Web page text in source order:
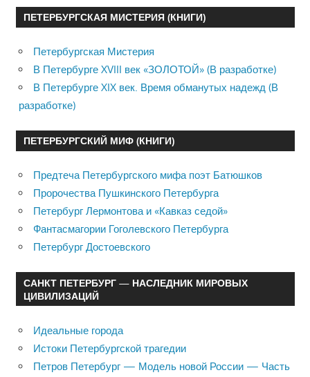
ПЕТЕРБУРГСКАЯ МИСТЕРИЯ (КНИГИ)
Петербургская Мистерия
В Петербурге XVIII век «ЗОЛОТОЙ» (В разработке)
В Петербурге XIX век. Время обманутых надежд (В
разработке)
ПЕТЕРБУРГСКИЙ МИФ (КНИГИ)
Предтеча Петербургского мифа поэт Батюшков
Пророчества Пушкинского Петербурга
Петербург Лермонтова и «Кавказ седой»
Фантасмагории Гоголевского Петербурга
Петербург Достоевского
САНКТ ПЕТЕРБУРГ — НАСЛЕДНИК МИРОВЫХ
ЦИВИЛИЗАЦИЙ
Идеальные города
Истоки Петербургской трагедии
Петров Петербург — Модель новой России — Часть